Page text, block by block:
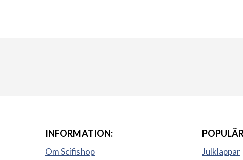
INFORMATION:
Om Scifishop
Julklappar